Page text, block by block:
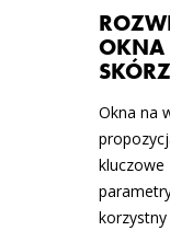
OKNA
Okna na
kluczowe